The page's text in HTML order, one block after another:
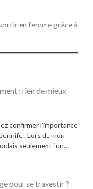
en femme grâce à
: rien de mieux
confirmer l'importance
Lors de mon
seulement "un…
pour se travestir ?